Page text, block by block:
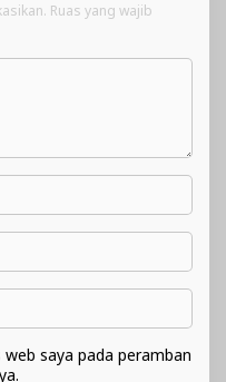
Ruas yang wajib
saya pada peramban